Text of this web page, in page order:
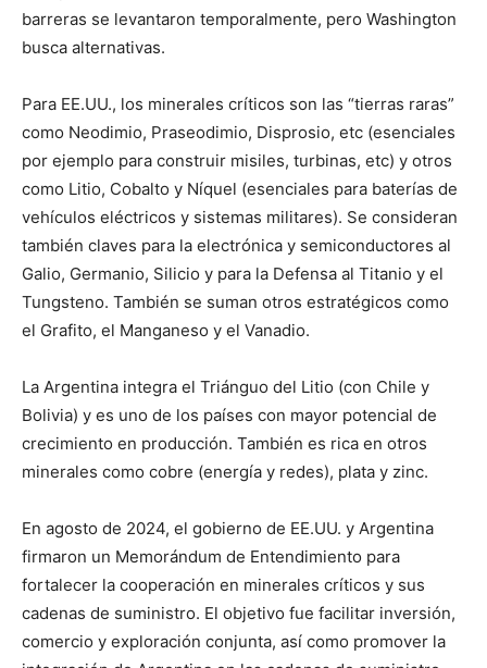
barreras se levantaron temporalmente, pero Washington
busca alternativas.
Para EE.UU., los minerales críticos son las “tierras raras”
como Neodimio, Praseodimio, Disprosio, etc (esenciales
por ejemplo para construir misiles, turbinas, etc) y otros
como Litio, Cobalto y Níquel (esenciales para baterías de
vehículos eléctricos y sistemas militares). Se consideran
también claves para la electrónica y semiconductores al
Galio, Germanio, Silicio y para la Defensa al Titanio y el
Tungsteno. También se suman otros estratégicos como
el Grafito, el Manganeso y el Vanadio.
La Argentina integra el Triánguo del Litio (con Chile y
Bolivia) y es uno de los países con mayor potencial de
crecimiento en producción. También es rica en otros
minerales como cobre (energía y redes), plata y zinc.
En agosto de 2024, el gobierno de EE.UU. y Argentina
firmaron un Memorándum de Entendimiento para
fortalecer la cooperación en minerales críticos y sus
cadenas de suministro. El objetivo fue facilitar inversión,
comercio y exploración conjunta, así como promover la